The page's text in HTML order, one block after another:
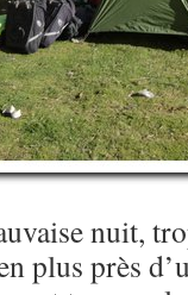
nuit,
plus près